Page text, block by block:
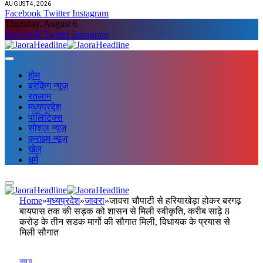
AUGUST 4, 2026
Facebook Twitter Instagram
Thursday, August 6
Facebook Twitter Instagram
होम
ब्रेकिंग न्यूज़
रतलाम
मध्यप्रदेश
पॉलिटिक्स
सोशल न्यूज़
क्राइम न्यूज़
खेल
धर्म
Home»मध्यप्रदेश»जावरा»जावरा चौपाटी से हरियाखेड़ा होकर बरगढ़
बायपास तक की सड़क को शासन से मिली स्वीकृति, करीब साढ़े 8
करोड़ के तीन सडक मार्गो की सौगात मिली, विधायक के प्रयास से
मिली सौगात
जावरा